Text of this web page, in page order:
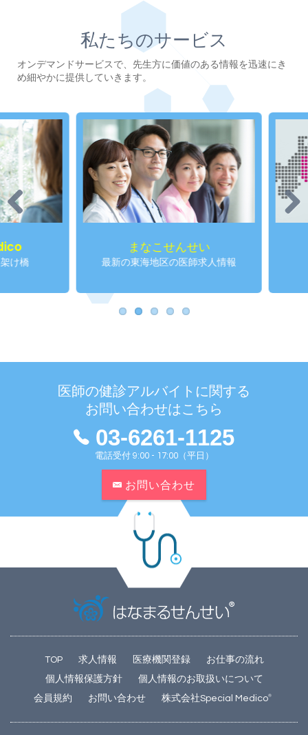
私たちのサービス
オンデマンドサービスで、先生方に価値のある情報を迅速にき
め細やかに提供していきます。
まなこせんせい
最新の東海地区の医師求人情報
Previous Next
医師の健診アルバイトに関する
お問い合わせはこちら
03-6261-1125
電話受付 9:00 - 17:00（平日）
お問い合わせ
TOP 求人情報 医療機関登録
お仕事の流れ
個人情報保護方針
個人情報のお取扱いについて
会員規約
お問い合わせ 株式会社Special Medico®